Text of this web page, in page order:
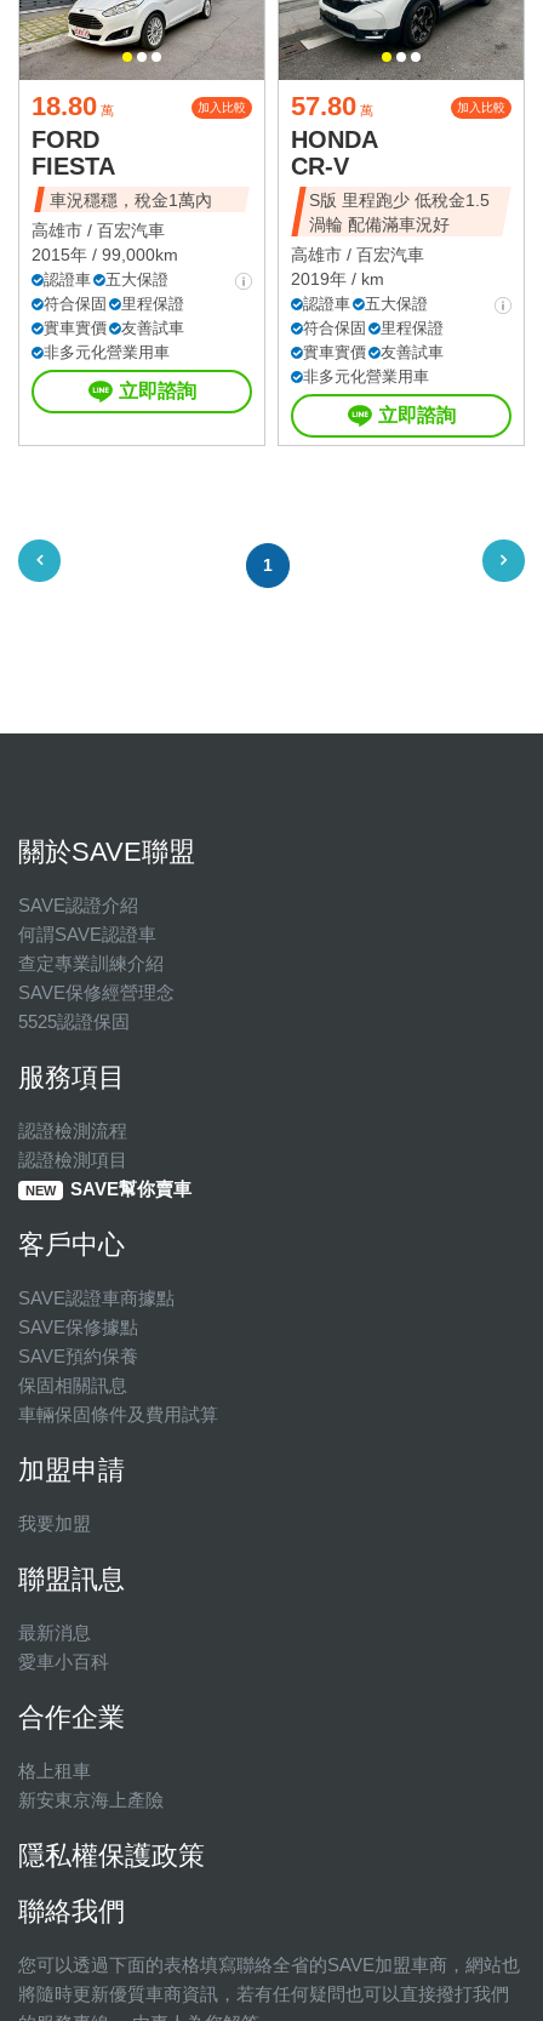
18.80 萬 加入比較
FORD
FIESTA
車況穩穩，稅金1萬內
高雄市 / 百宏汽車
2015年 / 99,000km
認證車
五大保證
符合保固
里程保證
實車實價
友善試車
非多元化營業用車
立即諮詢
57.80 萬 加入比較
HONDA
CR-V
S版 里程跑少 低稅金1.5
渦輪 配備滿車況好
高雄市 / 百宏汽車
2019年 / km
認證車
五大保證
符合保固
里程保證
實車實價
友善試車
非多元化營業用車
立即諮詢
1
關於SAVE聯盟
SAVE認證介紹
何謂SAVE認證車
查定專業訓練介紹
SAVE保修經營理念
5525認證保固
服務項目
認證檢測流程
認證檢測項目
NEW SAVE幫你賣車
客戶中心
SAVE認證車商據點
SAVE保修據點
SAVE預約保養
保固相關訊息
車輛保固條件及費用試算
加盟申請
我要加盟
聯盟訊息
最新消息
愛車小百科
合作企業
格上租車
新安東京海上產險
隱私權保護政策
聯絡我們
您可以透過下面的表格填寫聯絡全省的SAVE加盟車商，網站也
將隨時更新優質車商資訊，若有任何疑問也可以直接撥打我們